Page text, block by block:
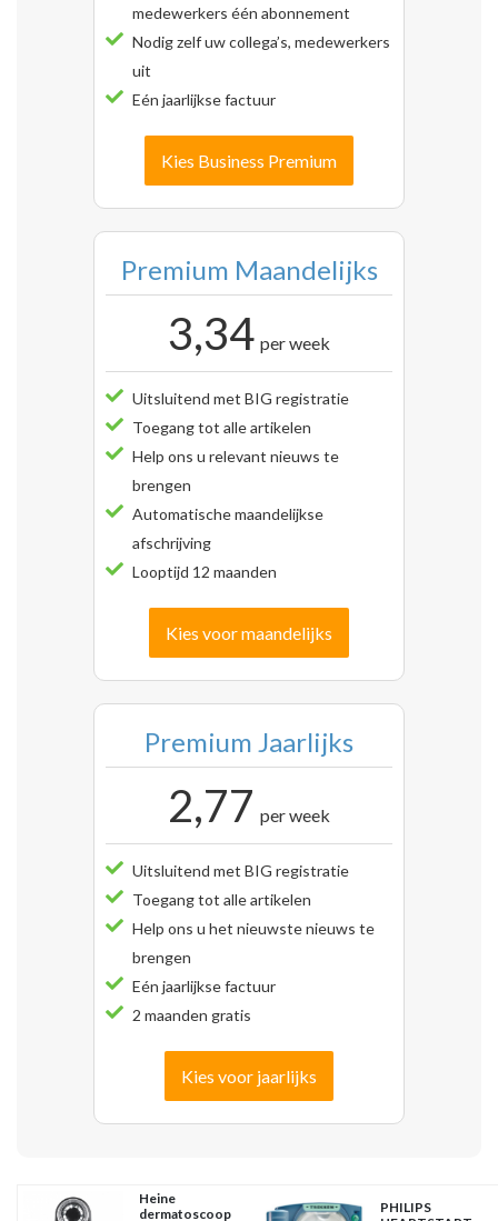
medewerkers één abonnement
Nodig zelf uw collega’s, medewerkers
uit
Eén jaarlijkse factuur
Kies Business Premium
Premium Maandelijks
3,34 per week
Uitsluitend met BIG registratie
Toegang tot alle artikelen
Help ons u relevant nieuws te
brengen
Automatische maandelijkse
afschrijving
Looptijd 12 maanden
Kies voor maandelijks
Premium Jaarlijks
2,77 per week
Uitsluitend met BIG registratie
Toegang tot alle artikelen
Help ons u het nieuwste nieuws te
brengen
Eén jaarlijkse factuur
2 maanden gratis
Kies voor jaarlijks
Heine
dermatoscoop
PHILIPS